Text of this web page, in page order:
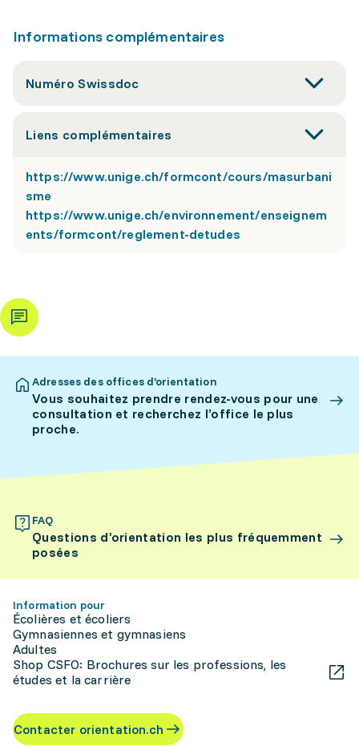
Informations complémentaires
Numéro Swissdoc
Liens complémentaires
https://www.unige.ch/formcont/cours/masurbani
sme
https://www.unige.ch/environnement/enseignem
ents/formcont/reglement-detudes
Adresses des offices d’orientation
Vous souhaitez prendre rendez-vous pour une
consultation et recherchez l’office le plus
proche.
FAQ
Questions d’orientation les plus fréquemment
posées
Information pour
Écolières et écoliers
Gymnasiennes et gymnasiens
Adultes
Shop CSFO: Brochures sur les professions, les
études et la carrière
Contacter orientation.ch